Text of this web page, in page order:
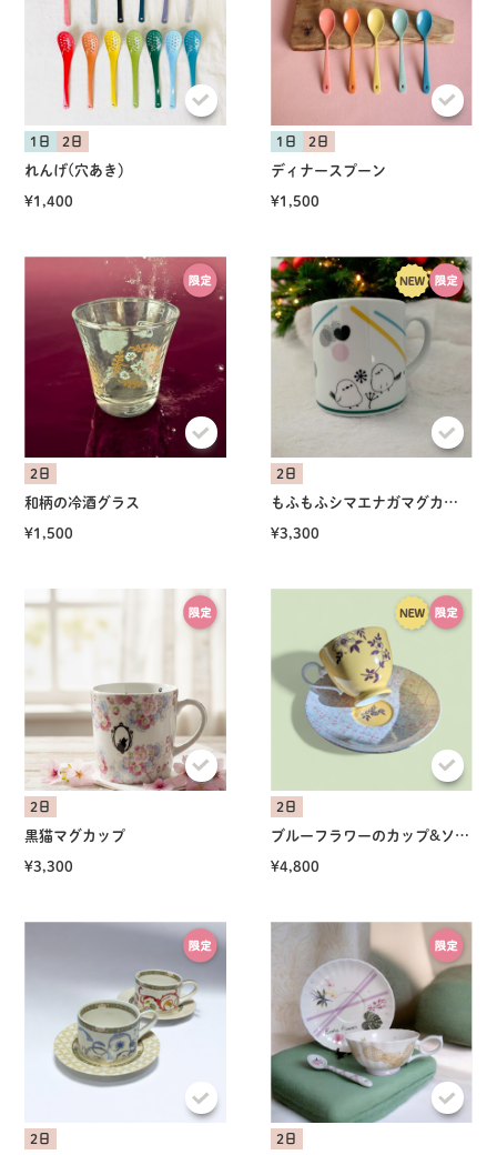
1日 2日
れんげ(穴あき）
¥1,400
1日 2日
ディナースプーン
¥1,500
2日
和柄の冷酒グラス
¥1,500
2日
もふもふシマエナガマグカップ
¥3,300
2日
黒猫マグカップ
¥3,300
2日
ブルーフラワーのカップ&ソーサー
¥4,800
2日 2日
共有方法を選択